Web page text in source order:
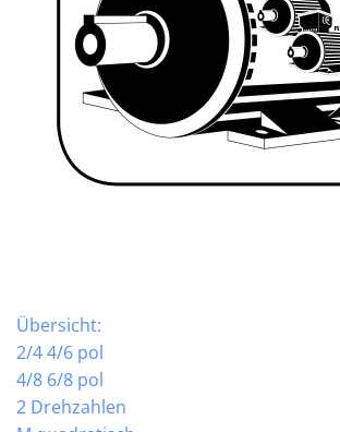
Übersicht:
2/4 4/6 pol
4/8 6/8 pol
2 Drehzahlen